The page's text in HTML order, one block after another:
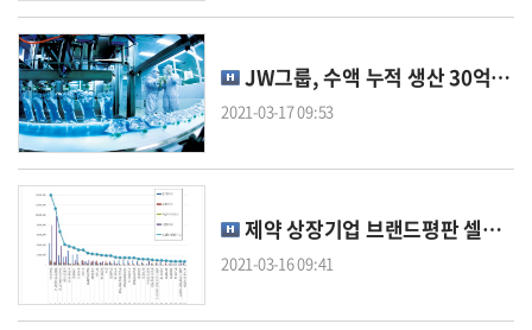
JW그룹, 수액 누적 생산 30억개 돌파
2021-03-17 09:53
제약 상장기업 브랜드평판 셀트리온·삼성바이오로직스 순
2021-03-16 09:41